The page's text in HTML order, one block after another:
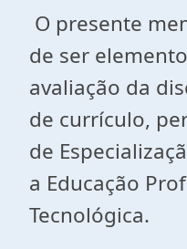
O presente
de ser
avaliação da
de currículo,
de
a Educação
Tecnológica.